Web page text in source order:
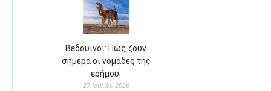
Βεδουίνοι: Πώς ζουν
σήμερα οι νομάδες της
ερήμου;
27 Ιουλίου 2026